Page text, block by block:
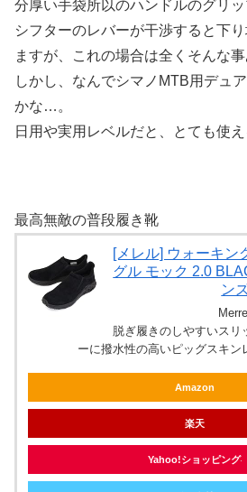
分厚い手袋所以のハンドルのグリ
シフターのレバーが干渉すると下
ますが、これの場合は全くそんな事
しかし、なんでシマノMTB用デュ
かな…。
日用や実用レベルだと、とても使
最高無敵の普段履き靴
[メレル] ウォーキン
グル モック 2.0
ン
Merrell
脱ぎ履きのしやすいス
ーに撥水性の高いピッグスキン
Amazon
楽天
Yahoo!ショッピング